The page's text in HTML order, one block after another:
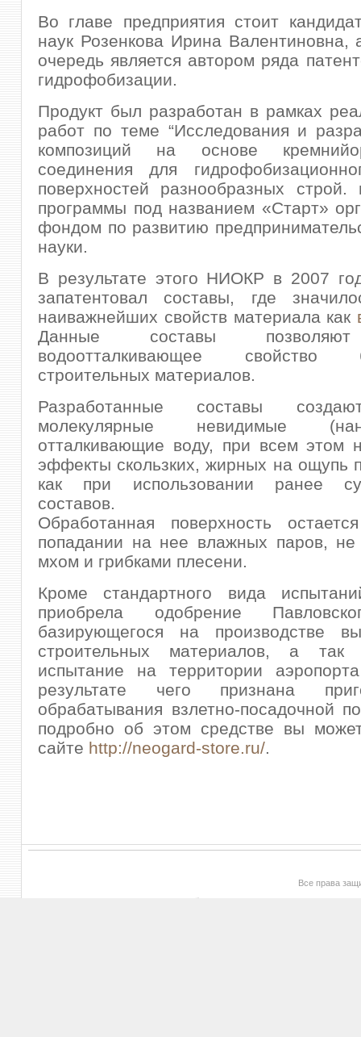
Во главе предприятия стоит
наук Розенкова Ирина
очередь является автором ряда
гидрофобизации.
Продукт был разработан в рамках
работ по теме “Исследования и
композиций на основе
соединения для
поверхностей разнообразных строй.
программы под названием «Старт»
фондом по развитию
науки.
В результате этого НИОКР в 2007
запатентовал составы, где
наиважнейших свойств материала как
Данные составы
водоотталкивающее свойство
строительных материалов.
Разработанные составы
молекулярные невидимые
отталкивающие воду, при всем этом
эффекты скользких, жирных на ощупь
как при использовании ранее
составов.
Обработанная поверхность
попадании на нее влажных паров, не
мхом и грибками плесени.
Кроме стандартного вида
приобрела одобрение
базирующегося на производстве
строительных материалов, а
испытание на территории
результате чего признана
обрабатывания взлетно-посадочной
подробно об этом средстве вы
сайте http://neogard-store.ru/.
Все права